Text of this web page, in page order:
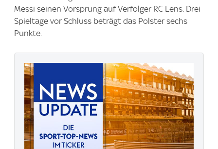
Messi seinen Vorsprung auf Verfolger RC Lens. Drei
Spieltage vor Schluss beträgt das Polster sechs
Punkte.